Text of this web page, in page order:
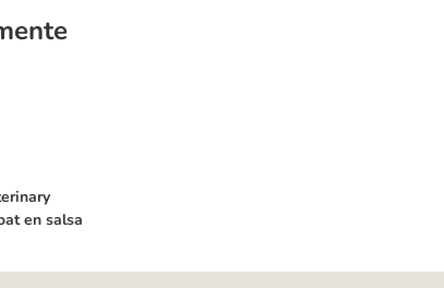
Feline Skin & Coat en salsa
en salsa